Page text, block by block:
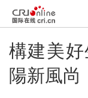
構建美
陽新風尚